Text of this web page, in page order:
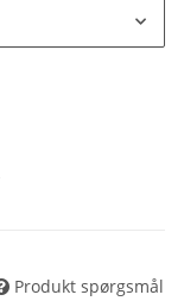
Produkt spørgsmål